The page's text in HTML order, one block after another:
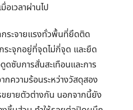
อเวลาผ่านไป
ระจายแรงทั่วพื้นที่ยึดติด
ะจุกอยู่ที่จุดไม่กี่จุด และยืด
ดซับการสั่นสะเทือนและการ
กความร้อนระหว่างวัสดุสอง
ยายตัวต่างกัน นอกจากนี้ยัง